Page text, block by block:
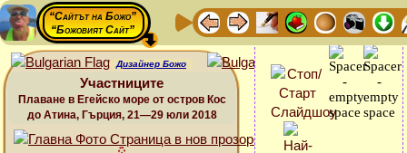
“Сайтът на Божо”
“Божовият Сайт”
Дизайнер Божо
Участниците
Плаване в Егейско море от остров Кос
до Атина, Гърция, 21—29 юли 2018